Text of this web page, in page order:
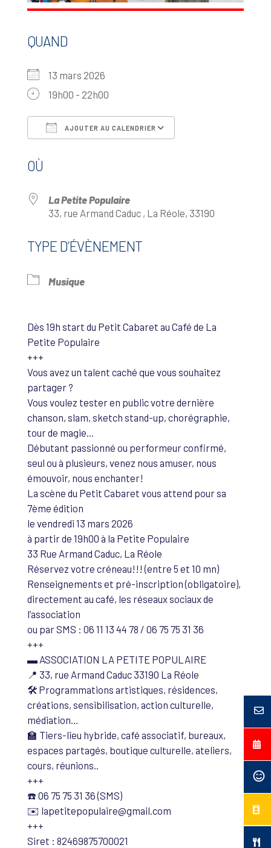
QUAND
13 mars 2026
19h00 - 22h00
AJOUTER AU CALENDRIER
OÙ
La Petite Populaire
33, rue Armand Caduc , La Réole, 33190
TYPE D’ÉVÈNEMENT
Musique
Dès 19h start du Petit Cabaret au Café de La
Petite Populaire
+++
Vous avez un talent caché que vous souhaitez
partager ?
Vous voulez tester en public votre dernière
chanson, slam, sketch stand-up, chorégraphie,
tour de magie…
Débutant passionné ou performeur confirmé,
seul ou à plusieurs, venez nous amuser, nous
émouvoir, nous enchanter!
La scène du Petit Cabaret vous attend pour sa
7ème édition
le vendredi 13 mars 2026
à partir de 19h00 à la Petite Populaire
33 Rue Armand Caduc, La Réole
Réservez votre créneau!!! (entre 5 et 10 mn)
Renseignements et pré-inscription (obligatoire),
directement au café, les réseaux sociaux de
l’association
ou par SMS : 06 11 13 44 78 / 06 75 75 31 36
+++
▬ ASSOCIATION LA PETITE POPULAIRE
📍 33, rue Armand Caduc 33190 La Réole
🛠️ Programmations artistiques, résidences,
créations, sensibilisation, action culturelle,
médiation…
🏫 Tiers-lieu hybride, café associatif, bureaux,
espaces partagés, boutique culturelle, ateliers,
cours, réunions..
+++
☎️ 06 75 75 31 36 (SMS)
✉️ lapetitepopulaire@gmail.com
+++
Siret : 82469875700021